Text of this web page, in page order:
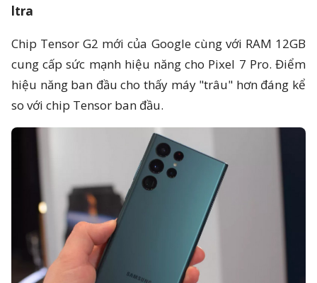
ltra
Chip Tensor G2 mới của Google cùng với RAM 12GB
cung cấp sức mạnh hiệu năng cho Pixel 7 Pro. Điểm
hiệu năng ban đầu cho thấy máy "trâu" hơn đáng kể
so với chip Tensor ban đầu.